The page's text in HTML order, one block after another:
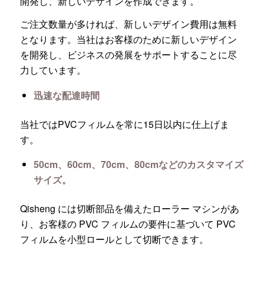
ご注文数量が多ければ、新しいデザイン費用は無料
となります。当社はお客様のために新しいデザイン
を開発し、ビジネスの発展をサポートすることに尽
力しています。
迅速な配達時間
当社ではPVCフィルムを常に15日以内に仕上げま
す。
50cm、60cm、70cm、80cmなどのカスタマイズ
サイズ。
Qisheng には切断部品を備えたローラー マシンがあ
り、お客様の PVC フィルムの要件に基づいて PVC
フィルムを小型ロールとして切断できます。